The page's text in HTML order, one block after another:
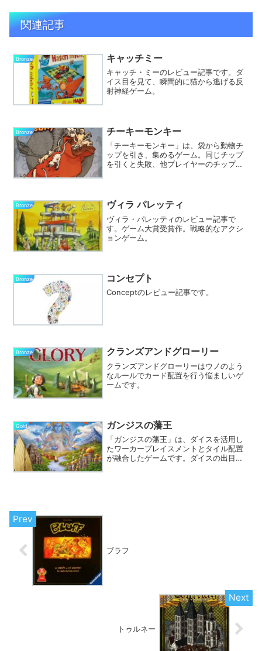
関連記事
Bronze キャッチミー
キャッチ・ミーのレビュー記事です。ダ
イス目を見て、瞬間的に猫から逃げる反
射神経ゲーム。
Bronze チーキーモンキー
「チーキーモンキー」は、袋から動物チ
ップを引き、集めるゲーム。同じチップ
を引くと失敗、他プレイヤーのチップを
プの質感やルールも魅力的。
Bronze ヴィラ パレッティ
ヴィラ・パレッティのレビュー記事で
す。ゲーム大賞受賞作。戦略的なアクシ
ョンゲーム。
Bronze コンセプト
Conceptのレビュー記事です。
Bronze クランズアンドグローリー
クランズアンドグローリーはウノのよう
なルールでカード配置を行う悩ましいゲ
ームです。
Gold ガンジスの藩王
「ガンジスの藩王」は、ダイスを活用し
たワーカープレイスメントとタイル配置
が融合したゲームです。ダイスの出目を
ブラフ
トゥルネー